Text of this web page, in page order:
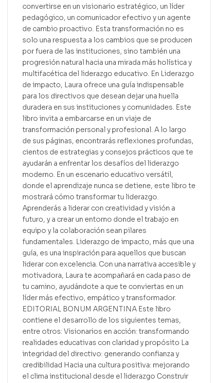
convertirse en un visionario estratégico, un líder
pedagógico, un comunicador efectivo y un agente
de cambio proactivo. Esta transformación no es
solo una respuesta a los cambios que se producen
por fuera de las instituciones, sino también una
progresión natural hacia una mirada más holística y
multifacética del liderazgo educativo. En Liderazgo
de impacto, Laura ofrece una guía indispensable
para los directivos que desean dejar una huella
duradera en sus instituciones y comunidades. Este
libro invita a embarcarse en un viaje de
transformación personal y profesional. A lo largo
de sus páginas, encontrarás reflexiones profundas,
cientos de estrategias y consejos prácticos que te
ayudarán a enfrentar los desafíos del liderazgo
moderno. En un escenario educativo versátil,
donde el aprendizaje nunca se detiene, este libro te
mostrará cómo transformar tu liderazgo.
Aprenderás a liderar con creatividad y visión a
futuro, y a crear un entorno donde el trabajo en
equipo y la colaboración sean pilares
fundamentales. Liderazgo de impacto, más que una
guía, es una inspiración para aquellos que buscan
liderar con excelencia. Con una narrativa accesible y
motivadora, Laura te acompañará en cada paso de
tu camino, ayudándote a que te conviertas en un
líder más efectivo, empático y transformador.
EDITORIAL BONUM ARGENTINA Este libro
contiene el desarrollo de los siguientes temas,
entre otros: Visionarios en acción: transformando
realidades educativas con claridad y propósito La
integridad del directivo: generando confianza y
credibilidad Hacia una cultura positiva: mejorando
el clima institucional desde el liderazgo Construir